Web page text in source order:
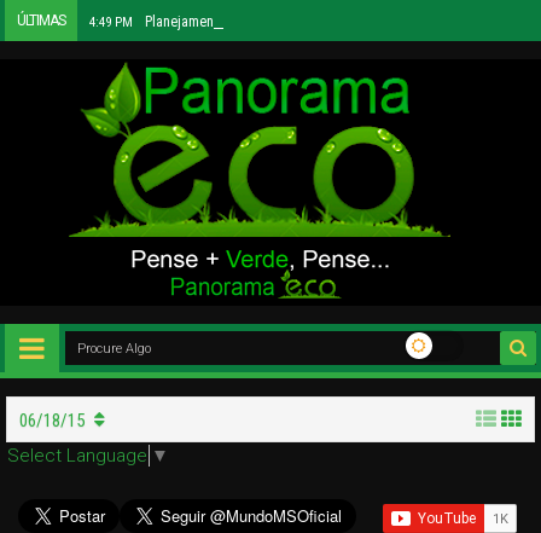
ÚLTIMAS 4:49 PM Planejamento Urbano Sustentável: Construindo Cidades Mais
06/18/15
Select Language ▼